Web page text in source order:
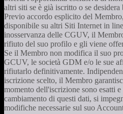
altri siti se è già iscritto o se
Previo accordo esplicito del
disponibile su altri Siti Internet in
inosservanza delle CGUV, il
rifiuto del suo profilo e gli viene
Se il Membro non modifica il suo
GCUV, le società GDM e/o le sue
rifiutarlo definitivamente.
iscrizione scelto, il Membro
momento dell'iscrizione sono esatti
cambiamento di questi dati, si
modifiche necessarie sul suo